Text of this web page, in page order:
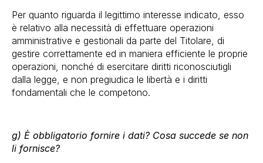
Per quanto riguarda il legittimo interesse indicato, esso
è relativo alla necessità di effettuare operazioni
amministrative e gestionali da parte del Titolare, di
gestire correttamente ed in maniera efficiente le proprie
operazioni, nonché di esercitare diritti riconosciutigli
dalla legge, e non pregiudica le libertà e i diritti
fondamentali che le competono.
g) È obbligatorio fornire i dati? Cosa succede se non
li fornisce?